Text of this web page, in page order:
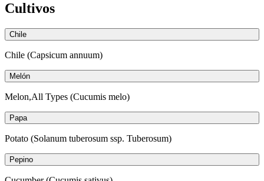
Cultivos
Chile
Chile (Capsicum annuum)
Melón
Melon,All Types (Cucumis melo)
Papa
Potato (Solanum tuberosum ssp. Tuberosum)
Pepino